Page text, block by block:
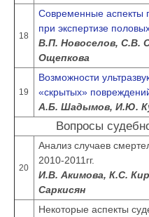
18
Современные аспекты
при экспертизе
В.П. Новоселов, С.В.
Ощепкова
19
Возможности
«скрытых»
А.Б. Шадымов, И.Ю.
Вопросы
20
Анализ случаев
2010-2011гг.
И.В. Акимова, К.С.
Саркисян
Некоторые аспекты